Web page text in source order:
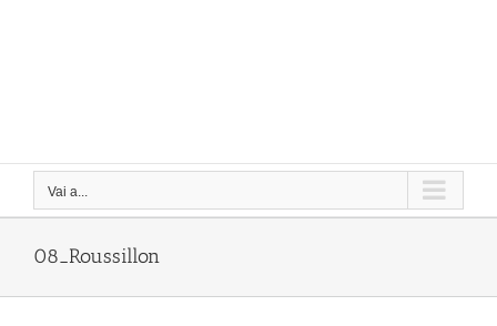
Vai a...
08_Roussillon